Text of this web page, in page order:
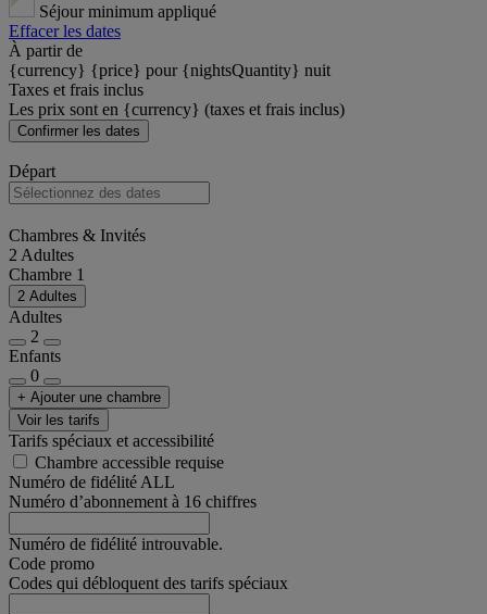
Séjour minimum appliqué
Effacer les dates
À partir de
{currency} {price} pour {nightsQuantity} nuit
Taxes et frais inclus
Les prix sont en {currency} (taxes et frais inclus)
Confirmer les dates
Départ
Chambres & Invités
2 Adultes
Chambre 1
2 Adultes
Adultes
2
Enfants
0
+ Ajouter une chambre
Voir les tarifs
Tarifs spéciaux et accessibilité
Chambre accessible requise
Numéro de fidélité ALL
Numéro d’abonnement à 16 chiffres
Numéro de fidélité introuvable.
Code promo
Codes qui débloquent des tarifs spéciaux